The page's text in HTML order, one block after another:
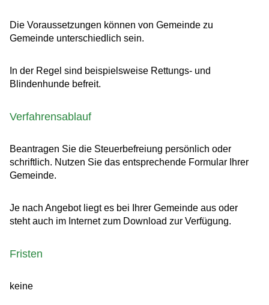
Die Voraussetzungen können von Gemeinde zu
Gemeinde unterschiedlich sein.
In der Regel sind beispielsweise Rettungs- und
Blindenhunde befreit.
Verfahrensablauf
Beantragen Sie die Steuerbefreiung persönlich oder
schriftlich. Nutzen Sie das entsprechende Formular Ihrer
Gemeinde.
Je nach Angebot liegt es bei Ihrer Gemeinde aus oder
steht auch im Internet zum Download zur Verfügung.
Fristen
keine